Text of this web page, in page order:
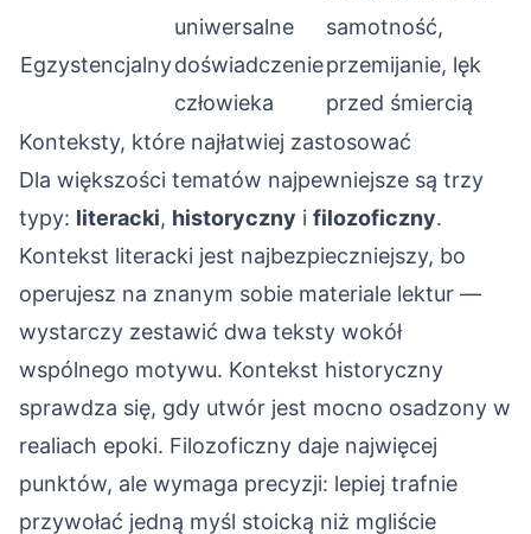
Egzystencjalny
uniwersalne
doświadczenie
człowieka
samotność,
przemijanie, lęk
przed śmiercią
Konteksty, które najłatwiej zastosować
Dla większości tematów najpewniejsze są trzy
typy: literacki, historyczny i filozoficzny.
Kontekst literacki jest najbezpieczniejszy, bo
operujesz na znanym sobie materiale lektur —
wystarczy zestawić dwa teksty wokół
wspólnego motywu. Kontekst historyczny
sprawdza się, gdy utwór jest mocno osadzony w
realiach epoki. Filozoficzny daje najwięcej
punktów, ale wymaga precyzji: lepiej trafnie
przywołać jedną myśl stoicką niż mgliście